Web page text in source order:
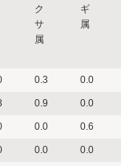
ク
サ
属
ギ
属
0.3 0.0
0.9 0.0
0.0 0.6
0.0 0.0